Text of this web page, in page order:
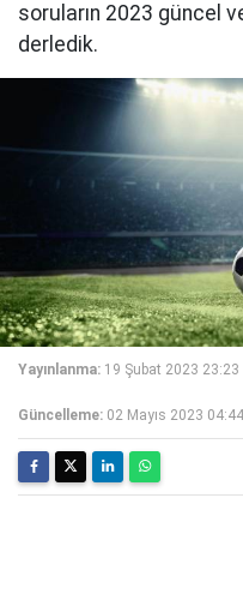
soruların 2023 güncel
derledik.
Yayınlanma: 19 Şubat 2023 23:23
Güncelleme: 02 Mayıs 2023 04:44